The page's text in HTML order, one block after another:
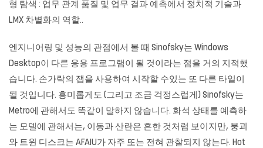
형 탐색 : 업무 관계 품질 및 업무 결과 예측에서 정치적 기술과
LMX 차별화의 역할..
엔지니어링 및 성능의 관점에서 볼 때 Sinofsky는 Windows
Desktop이 다른 응용 프로그램이 될 것이라는 점을 거의 지적했
습니다. 손가락의 잽을 사용하여 시작할 수있는 또 다른 타일이
될 것입니다. 흥미롭게도 (그리고 조금 걱정스럽게) Sinofsky는
Metro에 관해서도 똑같이 말하지 않습니다. 화석 상태를 예측하
는 모델에 관해서는, 이동과 산란은 흔한 것처럼 보이지만, 붕괴
와 트윈 디스크는 AFAIU가 자주 또는 전혀 관찰되지 않는다. Hot